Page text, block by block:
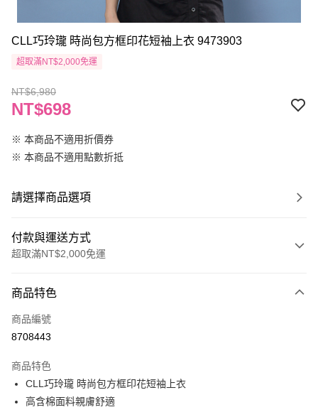
CLL巧玲瓏 時尚包方框印花短袖上衣 9473903
超取滿NT$2,000免運
NT$6,980
NT$698
※ 本商品不適用折價券
※ 本商品不適用點數折抵
請選擇商品選項
付款與運送方式
超取滿NT$2,000免運
信用卡一次付款
信用卡分期付款
合作金庫商業銀行
華南商業銀行
彰化商業銀行
上海商業儲蓄銀行
超商取貨付款
LINE Pay
商品特色
商品編號
8708443
商品特色
CLL巧玲瓏 時尚包方框印花短袖上衣
高含棉面料親膚舒適